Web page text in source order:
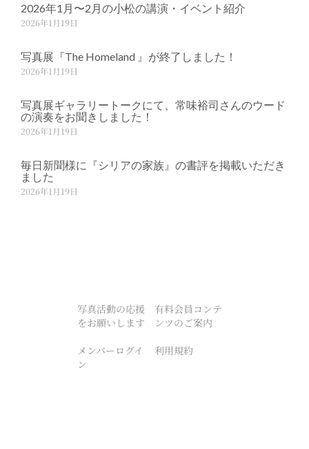
2026年1月〜2月の小松の講演・イベント紹介
2026年1月19日
写真展『The Homeland 』が終了しました！
2026年1月19日
写真展ギャラリートークにて、常味裕司さんのウード
の演奏をお聞きしました！
2026年1月19日
毎日新聞様に『シリアの家族』の書評を掲載いただき
ました
2026年1月19日
写真活動の応援
をお願いします
有料会員コンテ
ンツのご案内
メンバーログイ
ン
利用規約